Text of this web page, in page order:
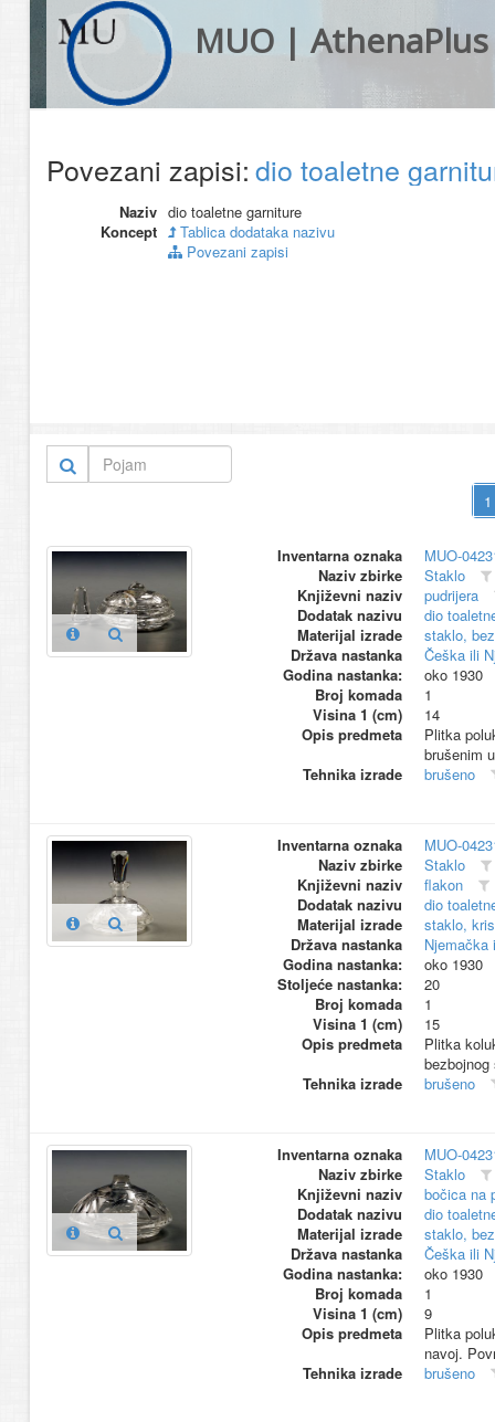
MUO | AthenaPlus
Povezani zapisi:dio toaletne
Naziv dio toaletne garniture
Koncept
Tablica dodataka nazivu
Povezani zapisi
Inventarna oznaka
MUO-
Naziv zbirke
Staklo
Književni naziv
pudrijera
Dodatak nazivu
dio
Materijal izrade
staklo,
Država nastanka
Češka ili
Godina nastanka:
oko 1930
Broj komada
1
Visina 1 (cm)
14
Opis predmeta
Plitka
brušenim
Tehnika izrade
brušeno
Inventarna oznaka
MUO-
Naziv zbirke
Staklo
Književni naziv
flakon
Dodatak nazivu
dio
Materijal izrade
staklo,
Država nastanka
Njemačka
Godina nastanka:
oko 1930
Stoljeće nastanka:
20
Broj komada
1
Visina 1 (cm)
15
Opis predmeta
Plitka
Tehnika izrade
brušeno
Inventarna oznaka
MUO-
Naziv zbirke
Staklo
Književni naziv
bočica na
Dodatak nazivu
dio
Materijal izrade
staklo,
Država nastanka
Češka ili
Godina nastanka:
oko 1930
Broj komada
1
Visina 1 (cm)
9
Opis predmeta
Plitka
navoj.
Tehnika izrade
brušeno